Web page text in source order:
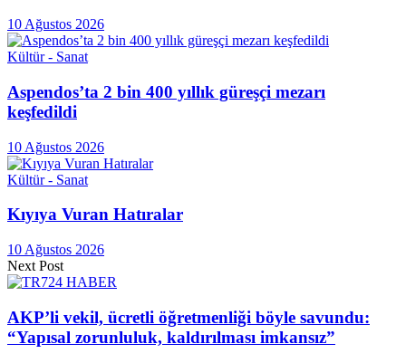
10 Ağustos 2026
Kültür - Sanat
Aspendos’ta 2 bin 400 yıllık güreşçi mezarı
keşfedildi
10 Ağustos 2026
Kültür - Sanat
Kıyıya Vuran Hatıralar
10 Ağustos 2026
Next Post
AKP’li vekil, ücretli öğretmenliği böyle savundu:
“Yapısal zorunluluk, kaldırılması imkansız”